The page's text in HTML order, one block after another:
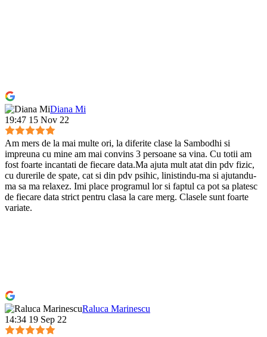
Diana Mi
19:47 15 Nov 22
Am mers de la mai multe ori, la diferite clase la Sambodhi si
impreuna cu mine am mai convins 3 persoane sa vina. Cu totii am
fost foarte incantati de fiecare data.Ma ajuta mult atat din pdv fizic,
cu durerile de spate, cat si din pdv psihic, linistindu-ma si ajutandu-
ma sa ma relaxez. Imi place programul lor si faptul ca pot sa platesc
de fiecare data strict pentru clasa la care merg. Clasele sunt foarte
variate.
Raluca Marinescu
14:34 19 Sep 22